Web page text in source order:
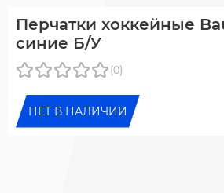
Перчатки хоккейные
синие Б/У
(0)
НЕТ В НАЛИЧИИ